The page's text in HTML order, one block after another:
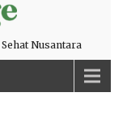
Nusantara